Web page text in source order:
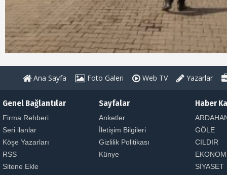
Ana Sayfa Foto Galeri Web TV Yazarlar
Genel Bağlantılar
Firma Rehberi
Seri ilanlar
Köşe Yazarları
RSS
Sitene Ekle
Sayfalar
Anketler
İletişim Bilgileri
Gizlilik Politikası
Künye
Haber
GÖLE
CILDIR
SİYASET